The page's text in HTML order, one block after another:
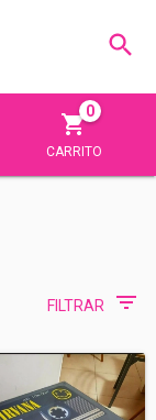
CARRITO
0
FILTRAR